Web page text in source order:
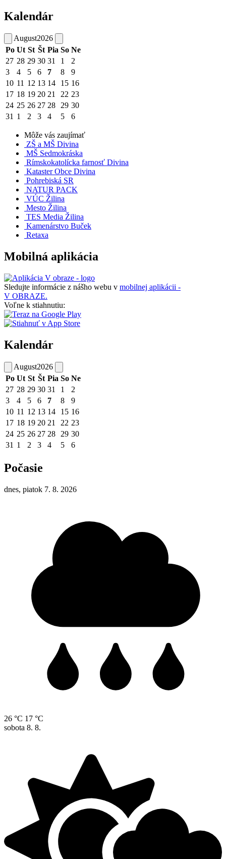
Kalendár
August2026
Po Ut St Št Pia So Ne
27 28 29 30 31 1
2
3
4 5 6 7 8
9
10 11 12 13 14 15 16
17 18 19 20 21 22 23
24 25 26 27 28 29 30
31 1 2 3 4 5 6
Môže vás zaujímať
ZŠ a MŠ Divina
MŠ Sedmokráska
Rímskokatolícka farnosť Divina
Kataster Obce Divina
Pohrebiská SR
NATUR PACK
VÚC Žilina
Mesto Žilina
TES Media Žilina
Kamenárstvo Buček
Retaxa
Mobilná aplikácia
Sledujte informácie z nášho webu v mobilnej aplikácii -
V OBRAZE.
Voľne k stiahnutiu:
Kalendár
August2026
Po Ut St Št Pia So Ne
27 28 29 30 31 1
2
3
4 5 6 7 8
9
10 11 12 13 14 15 16
17 18 19 20 21 22 23
24 25 26 27 28 29 30
31 1 2 3 4 5 6
Počasie
dnes, piatok 7. 8. 2026
26 °C 17 °C
sobota 8. 8.